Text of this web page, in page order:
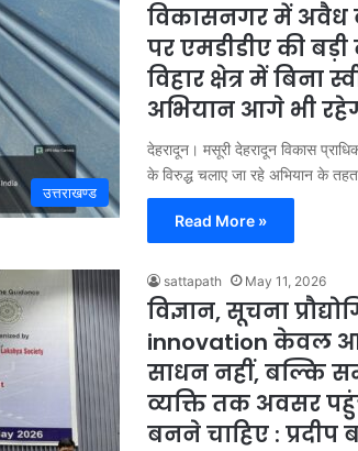
उत्तराखण्ड
विकासनगर में अवैध
पर एमडीडीए की बड़ी
विहार क्षेत्र में बिना
अभियान आगे भी
देहरादून। मसूरी देहरादून विकास
के विरुद्ध चलाए जा रहे अभियान के
Read More »
sattapath May 11, 2026
विज्ञान, सूचना
innovation केवल
साधन नहीं, बल्कि
व्यक्ति तक अवसर
बनने चाहिए : प्रदीप